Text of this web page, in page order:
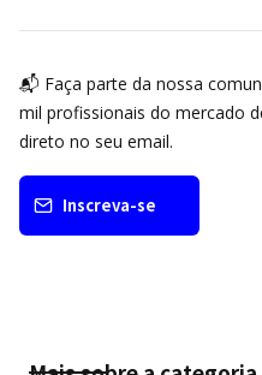
📬 Faça parte da nossa
mil profissionais do mercado
direto no seu email.
Inscreva-se